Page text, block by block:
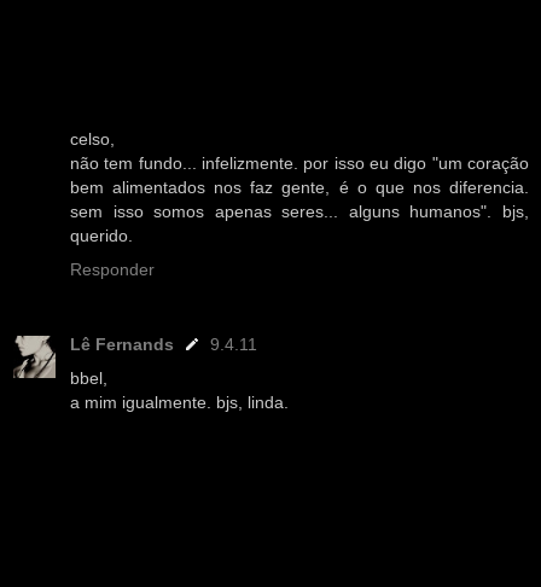
celso,
não tem fundo... infelizmente. por isso eu digo "um coração
bem alimentados nos faz gente, é o que nos diferencia.
sem isso somos apenas seres... alguns humanos". bjs,
querido.
Responder
Lê Fernands
9.4.11
bbel,
a mim igualmente. bjs, linda.